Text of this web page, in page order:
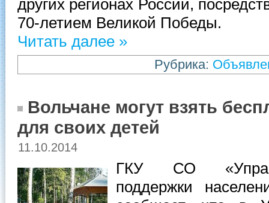
других регионах России,
70-летием Великой Победы.
Читать далее »
Рубрика:
Вольчане могут взять
для своих детей
11.10.2014
ГКУ СО
поддержки